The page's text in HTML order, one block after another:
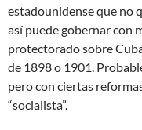
estadounidense que no
así puede gobernar con
protectorado sobre
de 1898 o 1901.
pero con ciertas
“socialista”.